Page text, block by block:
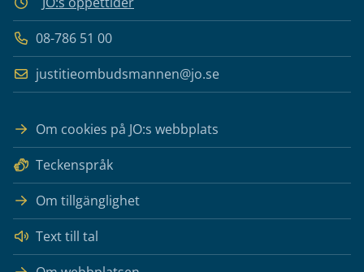
08-786 51 00
justitieombudsmannen@jo.se
Om cookies på JO:s webbplats
Teckenspråk
Om tillgänglighet
Text till tal